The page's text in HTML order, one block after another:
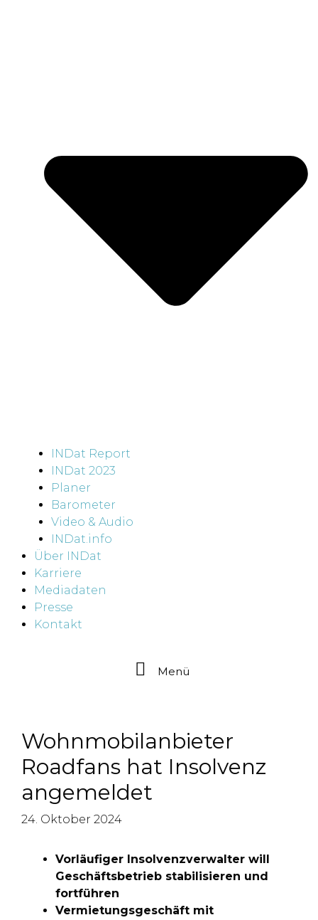
INDat Report
INDat 2023
Planer
Barometer
Video & Audio
INDat.info
Über INDat
Karriere
Mediadaten
Presse
Kontakt
Menü
Wohnmobilanbieter
Roadfans hat Insolvenz
angemeldet
24. Oktober 2024
Vorläufiger Insolvenzverwalter will
Geschäftsbetrieb stabilisieren und
fortführen
Vermietungsgeschäft mit